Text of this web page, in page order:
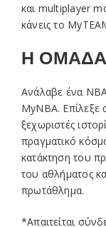
και multiplayer
κάνεις το
Η ΟΜΑΔΑ
Ανάλαβε ένα
MyNBA. Επίλεξε
ξεχωριστές
πραγματικό
κατάκτηση του
του αθλήματος
πρωτάθλημα.
*Απαιτείται